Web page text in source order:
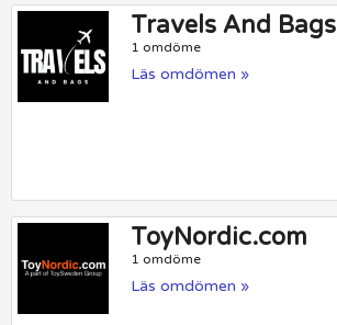
Travels And Bags
1 omdöme
Läs omdömen »
ToyNordic.com
1 omdöme
Läs omdömen »